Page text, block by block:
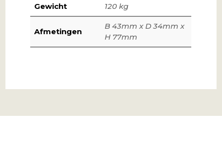
Gewicht 120 kg
Afmetingen
B 43mm x D 34mm x
H 77mm